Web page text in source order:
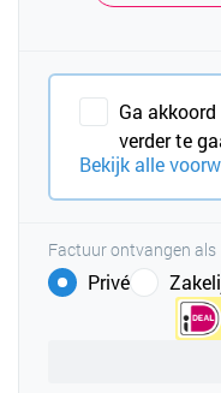
Ga
verder te
Bekijk alle
Factuur ontvangen als
Privé